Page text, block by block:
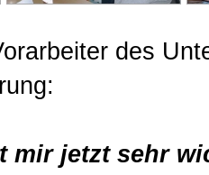
des
mir jetzt sehr